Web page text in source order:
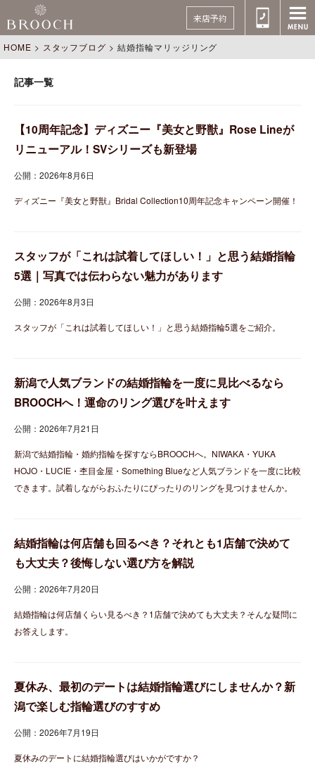
来店予約
HOME > スタッフブログ >結婚指輪マリッジリング
記事一覧
【10周年記念】ディズニー『美女と野獣』Rose Lineが
リニューアル！SVシリーズも新登場
公開：2026年8月6日
ディズニー『美女と野獣』Bridal Collection10周年記念キャンペーン開催！
スタッフが「これは試着してほしい！」と思う結婚指輪
5選｜写真では伝わらない魅力があります
公開：2026年8月3日
スタッフが「これは試着してほしい！」と思う結婚指輪5選をご紹介。
新潟で人気ブランドの結婚指輪を一度に見比べるなら
BROOCHへ！運命のリング選びを叶えます
公開：2026年7月21日
新潟で結婚指輪・婚約指輪を探すならBROOCHへ。NIWAKA・YUKA
HOJO・LUCIE・杢目金屋・Something Blueなど人気ブランドを一度に比較
できます。試着しながらおふたりにぴったりのリングを見つけませんか。
結婚指輪は何店舗も回るべき？それとも1店舗で決めて
も大丈夫？後悔しない選び方を解説
公開：2026年7月20日
結婚指輪は何店舗くらい見るべき？1店舗で決めても大丈夫？そんな疑問に
お答えします。
夏休み、最初のデートは結婚指輪選びにしませんか？新
潟で楽しむ指輪選びのすすめ
公開：2026年7月19日
夏休みのデートに結婚指輪選びはいかがですか？